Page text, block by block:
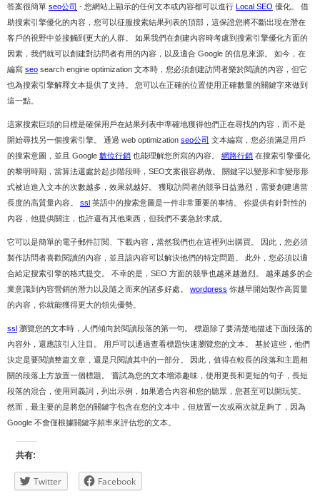
答案很簡單 seo公司 - 您網站上顯示的任何文本或內容都可以進行 Local SEO 優化。 借
助搜索引擎優化的內容，您可以征服搜索結果列表的頂部，這保證您將不斷出現在潛在
客戶的視野中並接觸到更大的人群。 如果我們在創建內容時考慮到搜索引擎優化方面的
因素，我們就可以創建對訪問者有用的內容，以及適合 Google 的信息來源。 如今，在
編寫 seo search engine optimization 文本時，您必須創建訪問者樂於閱讀的內容，但它
也為搜索引擎解釋文本提供了支持。 您可以在正確的位置使用正確數量的關鍵字來做到
這一點。
這家搜索巨頭的目標是確保用戶在結果列表中準確地獲得他們正在尋找的內容，而不是
開始尋找另一個搜索引擎。 通過 web optimization seo公司 文本編寫，您必須滿足用戶
的搜索意圖，並且 Google 數位行銷 也能理解您所寫的內容。 網路行銷 在搜索引擎優化
的黎明時期，當算法還處於起步階段時，SEO文案很容易做。 關鍵字以變形和非變形形
式被迫進入文本的次數越多，效果就越好。 獲取訪問者的競爭日益激烈，需要創建適當
長度的高質量內容。 ssl 英語中的搜索意圖是一件非常重要的事情。 你提供有針對性的
內容，他提供關注，也許還有其他東西，但我們不要急於求成。
它可以是簡單的電子郵件訂閱、下載內容，當然我們也在這裡列出購買。 因此，您必須
製作訪問者喜歡閱讀的內容，並且該內容可以解決他們的特定問題。 此外，您必須以適
合給定搜索引擎的格式提交。 不幸的是，SEO 方面的競爭也越來越激烈。 越來越多的企
業意識到內容營銷的潛力以及隨之而來的諸多好處。 wordpress 你越早開始製作高質量
的內容，你就能獲得更大的領先優勢。
ssl 瀏覽您的文本時，人們傾向於閱讀段落的第一句。 標題除了要清楚地描述下面段落的
內容外，還應該引人注目。 用戶可以通過查看標題快速瀏覽您的文本。 基於這些，他們
決定是要閱讀整篇文章，還是只閱讀其中的一部分。 因此，值得在較長的段落和主題相
關的段落上方放置一個標題。 嘗試為您的文本增添趣味，使用更長和更短的句子，長短
段落的混合，使用同義詞，列出示例，如果適合內容和您的聽眾，您甚至可以開玩笑。
然而，最主要的是將您的關鍵字包含在您的文本中，但放置一次或兩次就足夠了，因為
Google 不會僅根據關鍵字頻率來評估您的文本。
共有:
Twitter Facebook